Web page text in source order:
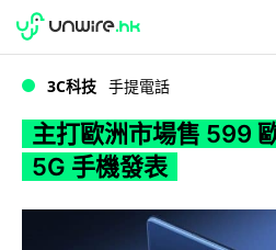
WWDC 2026
3C科技 手提電話
主打歐洲市場售 599
5G 手機發表